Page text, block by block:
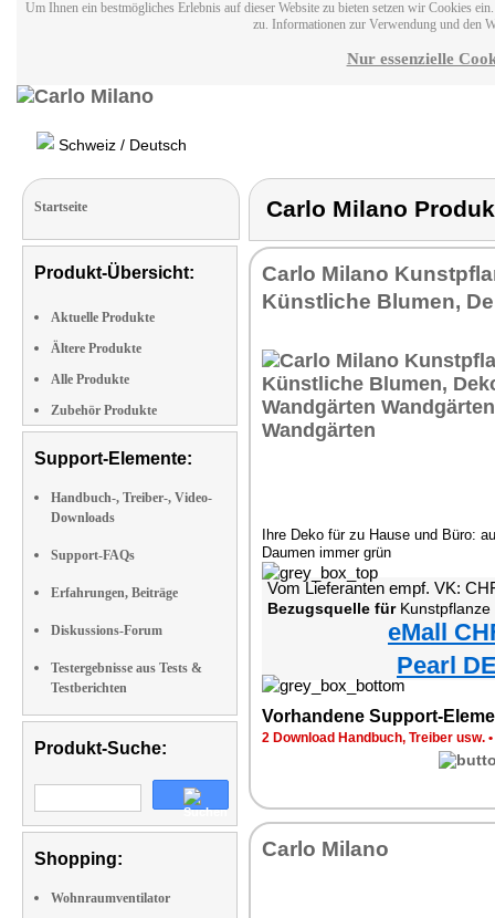
Um Ihnen ein bestmögliches Erlebnis auf dieser Website zu bieten setzen wir Cookies
zu. Informationen zur Verwendung und den
Nur essenzielle
Schweiz / Deutsch
Startseite
Produkt-Übersicht:
Aktuelle Produkte
Ältere Produkte
Alle Produkte
Zubehör Produkte
Support-Elemente:
Handbuch-, Treiber-, Video-
Downloads
Support-FAQs
Erfahrungen, Beiträge
Diskussions-Forum
Testergebnisse aus Tests &
Testberichten
Produkt-Suche:
Shopping:
Wohnraumventilator
Carlo Milano
Carlo Milano
Künstliche Blumen,
Ihre Deko für zu Hause und Büro:
Daumen immer grün
Vom Lieferanten empf. VK:
Bezugsquelle fürKunstpflanze
eMall
Pearl
Vorhandene Support-
2 Download Handbuch, Treiber usw. •
Carlo Milano